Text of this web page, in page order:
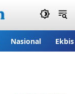
Nasional Ekbis